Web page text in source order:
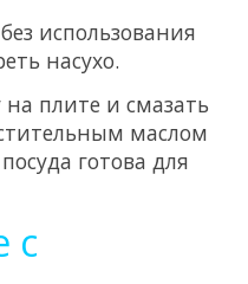
использования
насухо.
на плите и смазать
маслом
готова для
с